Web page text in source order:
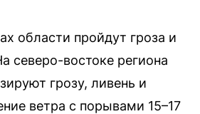
области пройдут гроза и
северо-востоке региона
грозу, ливень и
ветра с порывами 15–17